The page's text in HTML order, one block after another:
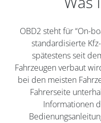
OBD2 steht für “On-
standardisierte
spätestens seit
Fahrzeugen verbaut
bei den meisten
Fahrerseite
Informationen